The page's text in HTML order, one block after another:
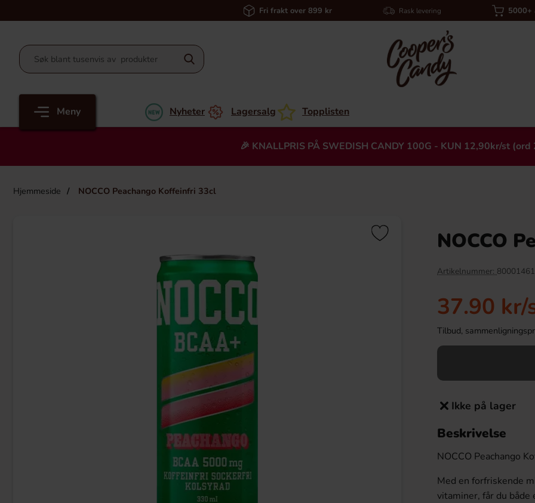
Fri frakt over 899 kr Rask levering 5000+
Meny Nyheter Lagersalg Topplisten
🎉 KNALLPRIS PÅ SWEDISH CANDY 100G - KUN 12,90kr/st (ord
Hjemmeside NOCCO Peachango Koffeinfri 33cl
Heading
Köp
Paw Patrol Multipack 240g
65.90 kr
NOCCO
Artikelnummer:
37.90 kr/
Tilbud,
Ikke på lager
Beskrivelse
NOCCO Peachango
Med en forfriskende
vitaminer, får du